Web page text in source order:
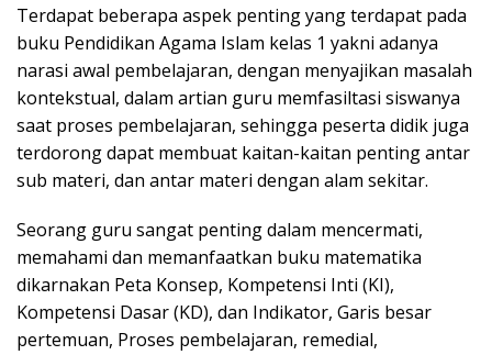
Terdapat beberapa aspek penting yang terdapat pada
buku Pendidikan Agama Islam kelas 1 yakni adanya
narasi awal pembelajaran, dengan menyajikan masalah
kontekstual, dalam artian guru memfasiltasi siswanya
saat proses pembelajaran, sehingga peserta didik juga
terdorong dapat membuat kaitan-kaitan penting antar
sub materi, dan antar materi dengan alam sekitar.
Seorang guru sangat penting dalam mencermati,
memahami dan memanfaatkan buku matematika
dikarnakan Peta Konsep, Kompetensi Inti (KI),
Kompetensi Dasar (KD), dan Indikator, Garis besar
pertemuan, Proses pembelajaran, remedial,